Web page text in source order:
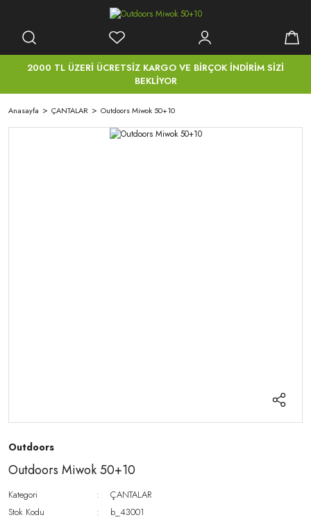
2000 TL ÜZERİ ÜCRETSİZ KARGO VE BİRÇOK İNDİRİM SİZİ
BEKLİYOR
Anasayfa ÇANTALAR Outdoors Miwok 50+10
Outdoors
Outdoors Miwok 50+10
Kategori
ÇANTALAR
Stok Kodu
b_43001